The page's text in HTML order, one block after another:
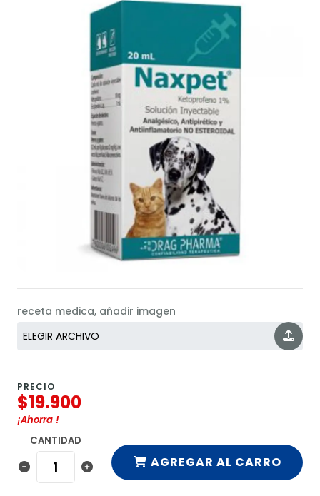
receta medica, añadir imagen
PRECIO
$19.900
¡Ahorra !
CANTIDAD
AGREGAR AL CARRO